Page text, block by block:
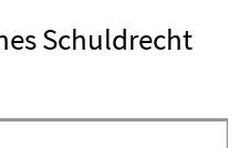
Schuldrecht